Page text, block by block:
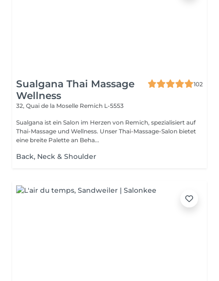
Sualgana Thai Massage
Wellness
102
32, Quai de la Moselle Remich L-5553
Sualgana ist ein Salon im Herzen von Remich, spezialisiert auf
Thai-Massage und Wellness. Unser Thai-Massage-Salon bietet
eine breite Palette an Beha...
Back, Neck & Shoulder